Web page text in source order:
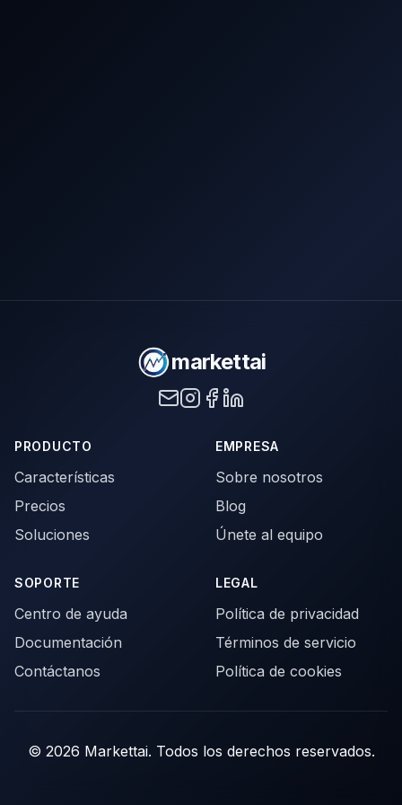
markettai
PRODUCTO
Características
Precios
Soluciones
EMPRESA
Sobre nosotros
Blog
Únete al equipo
SOPORTE
Centro de ayuda
Documentación
Contáctanos
LEGAL
Política de privacidad
Términos de servicio
Política de cookies
© 2026 Markettai. Todos los derechos reservados.